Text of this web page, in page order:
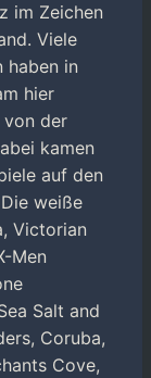
im Zeichen
Viele
haben in
hier
von der
kamen
auf den
weiße
Victorian
Men
Salt and
Coruba,
Cove,